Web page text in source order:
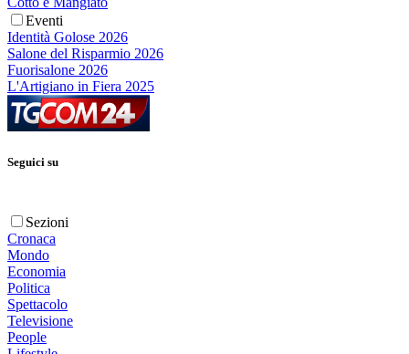
Eventi
Identità Golose 2026
Salone del Risparmio 2026
Fuorisalone 2026
L'Artigiano in Fiera 2025
Seguici su
Sezioni
Cronaca
Mondo
Economia
Politica
Spettacolo
Televisione
People